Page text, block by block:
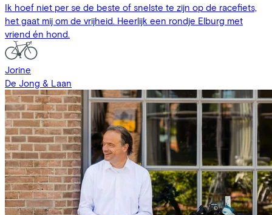
Ik hoef niet per se de beste of snelste te zijn op de racefiets,
het gaat mij om de vrijheid. Heerlijk een rondje Elburg met
vriend én hond.
Jorine
De Jong & Laan